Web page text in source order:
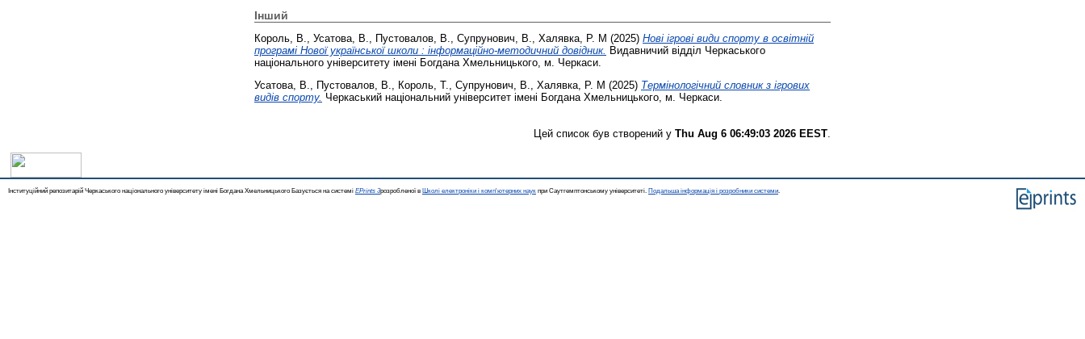
Інший
Король, В., Усатова, В., Пустовалов, В., Супрунович, В., Халявка, Р. М (2025) Нові ігрові види спорту в освітній
програмі Нової української школи : інформаційно-методичний довідник. Видавничий відділ Черкаського
національного університету імені Богдана Хмельницького, м. Черкаси.
Усатова, В., Пустовалов, В., Король, Т., Супрунович, В., Халявка, Р. М (2025) Термінологічний словник з ігрових
видів спорту. Черкаський національний університет імені Богдана Хмельницького, м. Черкаси.
Цей список був створений у Thu Aug 6 06:49:03 2026 EEST.
Інституційний репозитарій Черкаського національного університету імені Богдана Хмельницького Базується на системі EPrints 3розробленої в Школі електроніки і комп'ютерних наук при Саутгемптонському університеті. Подальша інформація і розробники системи